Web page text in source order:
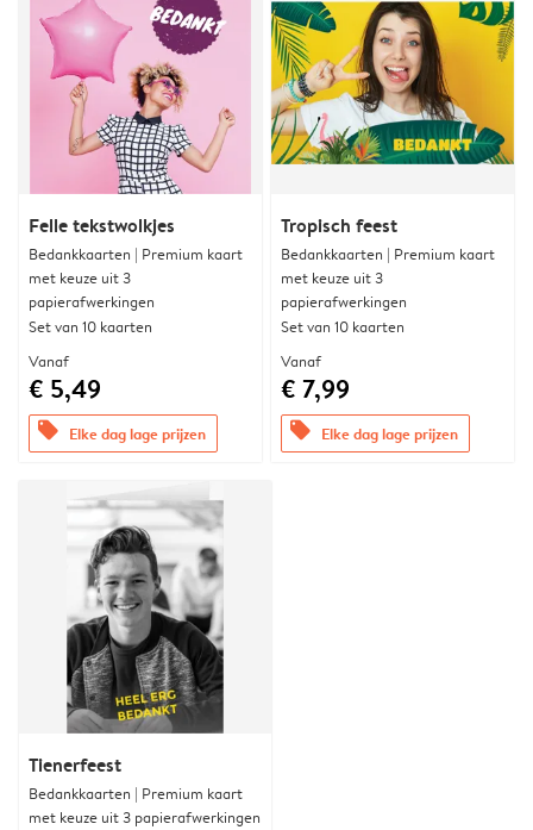
Felle tekstwolkjes
Bedankkaarten | Premium kaart
met keuze uit 3
papierafwerkingen
Set van 10 kaarten
Vanaf
€ 5,49
offers Elke dag lage prijzen
Tropisch feest
Bedankkaarten | Premium kaart
met keuze uit 3
papierafwerkingen
Set van 10 kaarten
Vanaf
€ 7,99
offers Elke dag lage prijzen
Tienerfeest
Bedankkaarten | Premium kaart
met keuze uit 3 papierafwerkingen